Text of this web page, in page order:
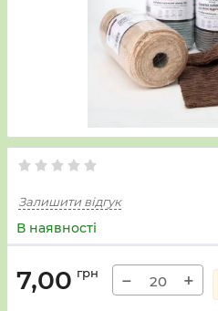
Залишити відгук
В наявності
7,00 грн − +